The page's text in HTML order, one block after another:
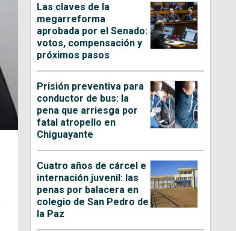
Las claves de la
megarreforma
aprobada por el Senado:
votos, compensación y
próximos pasos
Prisión preventiva para
conductor de bus: la
pena que arriesga por
fatal atropello en
Chiguayante
Cuatro años de cárcel e
internación juvenil: las
penas por balacera en
colegio de San Pedro de
la Paz